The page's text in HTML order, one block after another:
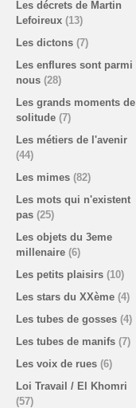
Les décrets de Martin
Lefoireux (13)
Les dictons (7)
Les enflures sont parmi
nous (28)
Les grands moments de
solitude (7)
Les métiers de l'avenir
(44)
Les mimes (82)
Les mots qui n'existent
pas (25)
Les objets du 3eme
millenaire (6)
Les petits plaisirs (10)
Les stars du XXème (4)
Les tubes de gosses (4)
Les tubes de manifs (7)
Les voix de rues (6)
Loi Travail / El Khomri
(57)